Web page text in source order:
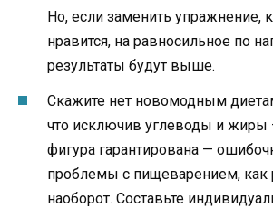
Но, если заменить упражнение,
нравится, на равносильное по
результаты будут выше.
Скажите нет новомодным
что исключив углеводы и жиры
фигура гарантирована —
проблемы с пищеварением, как
наоборот. Составьте